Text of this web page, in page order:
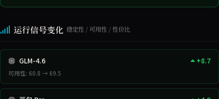
运行信号变化 稳定性 / 可用性 / 性价比
GLM-4.6 +8.7
可用性: 60.8 → 69.5